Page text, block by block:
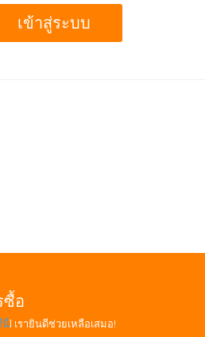
ซื้อ
นี่] เรายินดีช่วยเหลือเสมอ!